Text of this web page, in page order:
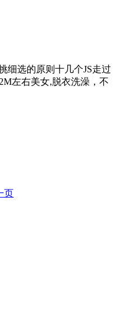
细选的原则十几个JS走过
左右美女,脱衣洗澡，不
页